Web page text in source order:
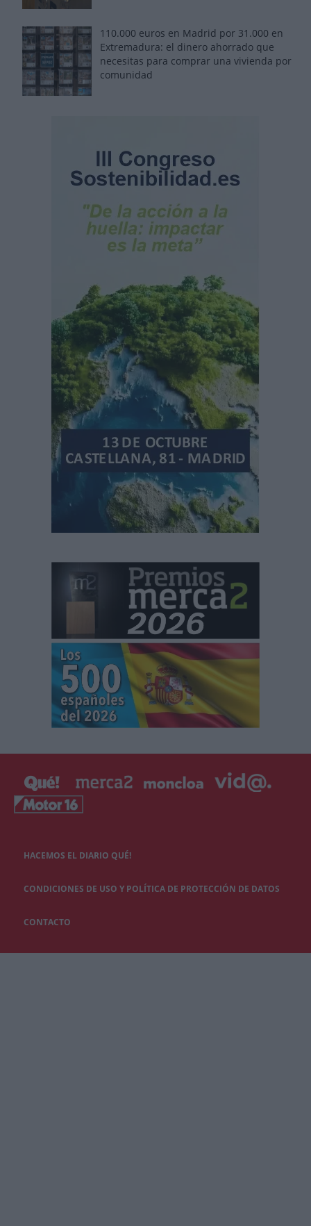
110.000 euros en Madrid por 31.000 en
Extremadura: el dinero ahorrado que
necesitas para comprar una vivienda por
comunidad
HACEMOS EL DIARIO QUÉ!
CONDICIONES DE USO Y POLÍTICA DE PROTECCIÓN DE DATOS
CONTACTO